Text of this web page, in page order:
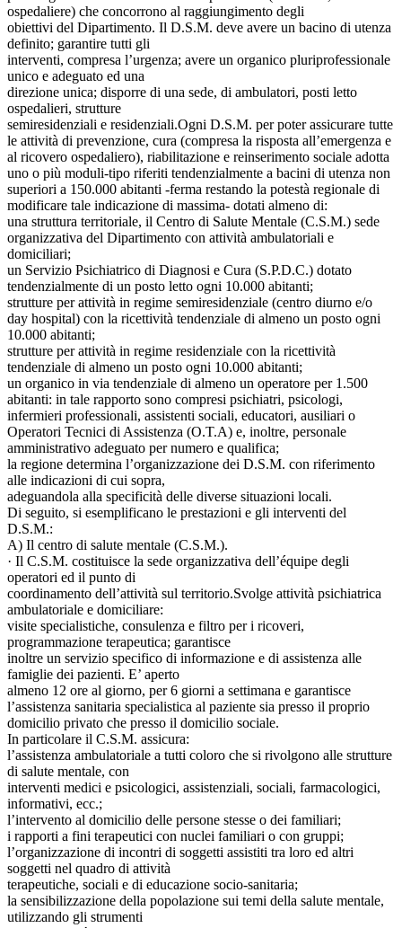
ospedaliere) che concorrono al raggiungimento degli
obiettivi del Dipartimento. Il D.S.M. deve avere un bacino di utenza
definito; garantire tutti gli
interventi, compresa l’urgenza; avere un organico pluriprofessionale
unico e adeguato ed una
direzione unica; disporre di una sede, di ambulatori, posti letto
ospedalieri, strutture
semiresidenziali e residenziali.Ogni D.S.M. per poter assicurare tutte
le attività di prevenzione, cura (compresa la risposta all’emergenza e
al ricovero ospedaliero), riabilitazione e reinserimento sociale adotta
uno o più moduli-tipo riferiti tendenzialmente a bacini di utenza non
superiori a 150.000 abitanti -ferma restando la potestà regionale di
modificare tale indicazione di massima- dotati almeno di:
una struttura territoriale, il Centro di Salute Mentale (C.S.M.) sede
organizzativa del Dipartimento con attività ambulatoriali e
domiciliari;
un Servizio Psichiatrico di Diagnosi e Cura (S.P.D.C.) dotato
tendenzialmente di un posto letto ogni 10.000 abitanti;
strutture per attività in regime semiresidenziale (centro diurno e/o
day hospital) con la ricettività tendenziale di almeno un posto ogni
10.000 abitanti;
strutture per attività in regime residenziale con la ricettività
tendenziale di almeno un posto ogni 10.000 abitanti;
un organico in via tendenziale di almeno un operatore per 1.500
abitanti: in tale rapporto sono compresi psichiatri, psicologi,
infermieri professionali, assistenti sociali, educatori, ausiliari o
Operatori Tecnici di Assistenza (O.T.A) e, inoltre, personale
amministrativo adeguato per numero e qualifica;
la regione determina l’organizzazione dei D.S.M. con riferimento
alle indicazioni di cui sopra,
adeguandola alla specificità delle diverse situazioni locali.
Di seguito, si esemplificano le prestazioni e gli interventi del
D.S.M.:
A) Il centro di salute mentale (C.S.M.).
· Il C.S.M. costituisce la sede organizzativa dell’équipe degli
operatori ed il punto di
coordinamento dell’attività sul territorio.Svolge attività psichiatrica
ambulatoriale e domiciliare:
visite specialistiche, consulenza e filtro per i ricoveri,
programmazione terapeutica; garantisce
inoltre un servizio specifico di informazione e di assistenza alle
famiglie dei pazienti. E’ aperto
almeno 12 ore al giorno, per 6 giorni a settimana e garantisce
l’assistenza sanitaria specialistica al paziente sia presso il proprio
domicilio privato che presso il domicilio sociale.
In particolare il C.S.M. assicura:
l’assistenza ambulatoriale a tutti coloro che si rivolgono alle strutture
di salute mentale, con
interventi medici e psicologici, assistenziali, sociali, farmacologici,
informativi, ecc.;
l’intervento al domicilio delle persone stesse o dei familiari;
i rapporti a fini terapeutici con nuclei familiari o con gruppi;
l’organizzazione di incontri di soggetti assistiti tra loro ed altri
soggetti nel quadro di attività
terapeutiche, sociali e di educazione socio-sanitaria;
la sensibilizzazione della popolazione sui temi della salute mentale,
utilizzando gli strumenti